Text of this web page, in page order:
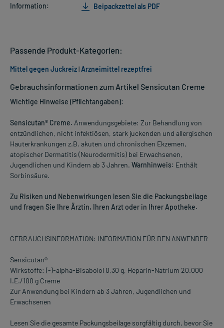
Information:
Beipackzettel als PDF
Gebrauchsinformationen zum Artikel Sensicutan Creme
Wichtige Hinweise (Pflichtangaben):
Sensicutan® Creme. Anwendungsgebiete: Zur Behandlung von
entzündlichen, nicht infektiösen, stark juckenden und allergischen
Hauterkrankungen z.B. akuten und chronischen Ekzemen,
atopischer Dermatitis (Neurodermitis) bei Erwachsenen,
Jugendlichen und Kindern ab 3 Jahren. Warnhinweis: Enthält
Sorbinsäure.
Zu Risiken und Nebenwirkungen lesen Sie die Packungsbeilage
und fragen Sie Ihre Ärztin, Ihren Arzt oder in Ihrer Apotheke.
GEBRAUCHSINFORMATION: INFORMATION FÜR DEN ANWENDER
Sensicutan®
Wirkstoffe: (-)-alpha-Bisabolol 0,30 g, Heparin-Natrium 20.000
I.E./100 g Creme
Zur Anwendung bei Kindern ab 3 Jahren, Jugendlichen und
Erwachsenen
Lesen Sie die gesamte Packungsbeilage sorgfältig durch, bevor Sie
Passende Produkt-Kategorien:
Mittel gegen Juckreiz|Arzneimittel rezeptfrei